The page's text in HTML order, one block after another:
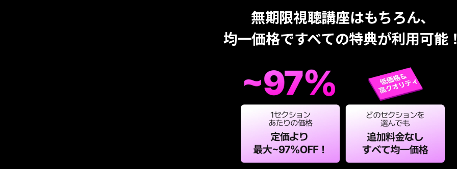
無期限視聴講座はもちろん、
均一価格ですべての特典が利用可能